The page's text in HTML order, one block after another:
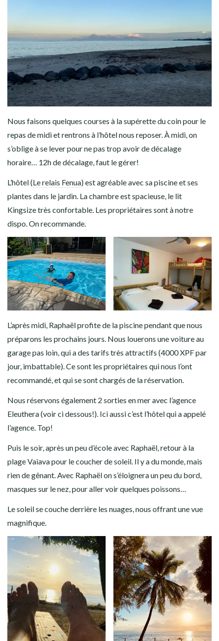
Nous faisons quelques courses à la supérette du coin pour le
repas de midi et rentrons à l’hôtel nous reposer. À midi, on
s’oblige à se lever pour ne pas trop avoir de décalage
horaire… 12h de décalage, faut le gérer!
L’hôtel (Le relais Fenua) est agréable avec sa piscine et ses
plantes dans le jardin. La chambre est spacieuse, le lit
Kingsize très confortable. Les propriétaires sont à notre
dispo. On recommande.
L’après midi, Raphaël profite de la piscine pendant que nous
préparons les prochains jours. Nous louerons une voiture au
garage pas loin, qui a des tarifs très attractifs (4000 XPF par
jour, imbattable). Ce sont les propriétaires qui nous l’ont
recommandé, et qui se sont chargés de la réservation.
Nous réservons également 2 sorties en mer avec l’agence
Eleuthera (voir ci dessous!). Ici aussi c’est l’hôtel qui a appelé
l’agence. Top!
Puis le soir, après un peu d’école avec Raphaël, retour à la
plage Vaiava pour le coucher de soleil. Il y a du monde, mais
rien de gênant. Avec Raphaël on s’éloignera un peu du bord,
masques sur le nez, pour aller voir quelques poissons…
Le soleil se couche derrière les nuages, nous offrant une vue
magnifique.